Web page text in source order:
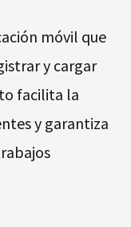
móvil que
y cargar
facilita la
y garantiza